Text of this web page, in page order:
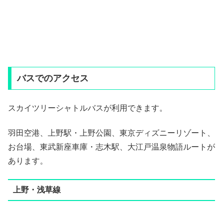
バスでのアクセス
スカイツリーシャトルバスが利用できます。
羽田空港、上野駅・上野公園、東京ディズニーリゾート、
お台場、東武新座車庫・志木駅、大江戸温泉物語ルートが
あります。
上野・浅草線